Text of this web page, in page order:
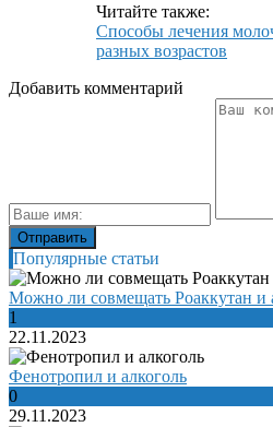
Читайте также:
Способы лечения
разных возрастов
Добавить комментарий
Популярные статьи
Можно ли совмещать Роаккутан и
1
22.11.2023
Фенотропил и алкоголь
0
29.11.2023